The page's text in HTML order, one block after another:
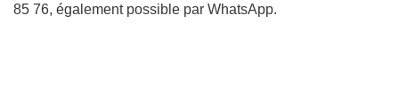
85 76, également possible par WhatsApp.